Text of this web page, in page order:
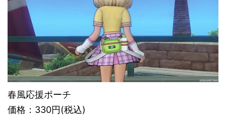
春風応援ポーチ
価格：330円(税込)